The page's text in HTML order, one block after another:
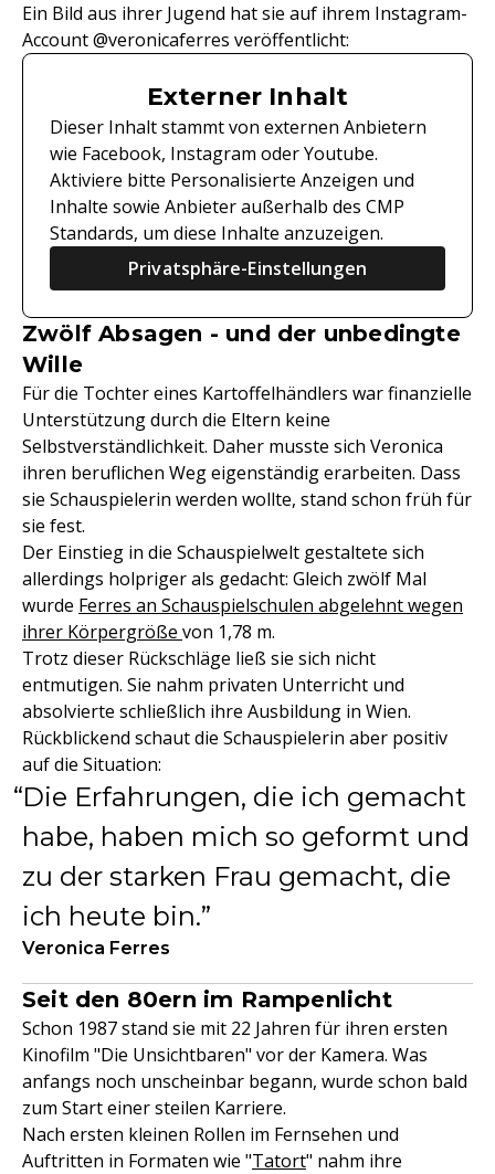
Ein Bild aus ihrer Jugend hat sie auf ihrem Instagram-
Account @veronicaferres veröffentlicht:
Externer Inhalt
Dieser Inhalt stammt von externen Anbietern
wie Facebook, Instagram oder Youtube.
Aktiviere bitte Personalisierte Anzeigen und
Inhalte sowie Anbieter außerhalb des CMP
Standards, um diese Inhalte anzuzeigen.
Privatsphäre-Einstellungen
Zwölf Absagen - und der unbedingte
Wille
Für die Tochter eines Kartoffelhändlers war finanzielle
Unterstützung durch die Eltern keine
Selbstverständlichkeit. Daher musste sich Veronica
ihren beruflichen Weg eigenständig erarbeiten. Dass
sie Schauspielerin werden wollte, stand schon früh für
sie fest.
Der Einstieg in die Schauspielwelt gestaltete sich
allerdings holpriger als gedacht: Gleich zwölf Mal
wurde Ferres an Schauspielschulen abgelehnt wegen
ihrer Körpergröße von 1,78 m.
Trotz dieser Rückschläge ließ sie sich nicht
entmutigen. Sie nahm privaten Unterricht und
absolvierte schließlich ihre Ausbildung in Wien.
Rückblickend schaut die Schauspielerin aber positiv
auf die Situation:
Die Erfahrungen, die ich gemacht
habe, haben mich so geformt und
zu der starken Frau gemacht, die
ich heute bin.
Veronica Ferres
Seit den 80ern im Rampenlicht
Schon 1987 stand sie mit 22 Jahren für ihren ersten
Kinofilm "Die Unsichtbaren" vor der Kamera. Was
anfangs noch unscheinbar begann, wurde schon bald
zum Start einer steilen Karriere.
Nach ersten kleinen Rollen im Fernsehen und
Auftritten in Formaten wie "Tatort" nahm ihre